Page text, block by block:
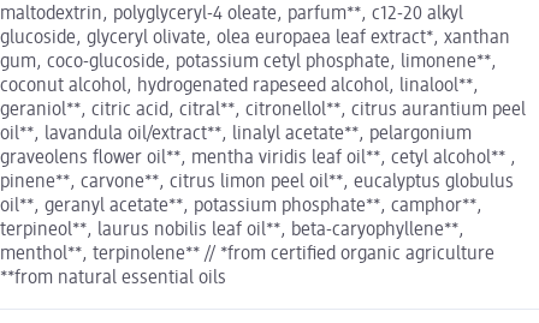
maltodextrin, polyglyceryl-4 oleate, parfum**, c12-20 alkyl
glucoside, glyceryl olivate, olea europaea leaf extract*, xanthan
gum, coco-glucoside, potassium cetyl phosphate, limonene**,
coconut alcohol, hydrogenated rapeseed alcohol, linalool**,
geraniol**, citric acid, citral**, citronellol**, citrus aurantium peel
oil**, lavandula oil/extract**, linalyl acetate**, pelargonium
graveolens flower oil**, mentha viridis leaf oil**, cetyl alcohol** ,
pinene**, carvone**, citrus limon peel oil**, eucalyptus globulus
oil**, geranyl acetate**, potassium phosphate**, camphor**,
terpineol**, laurus nobilis leaf oil**, beta-caryophyllene**,
menthol**, terpinolene** // *from certified organic agriculture
**from natural essential oils